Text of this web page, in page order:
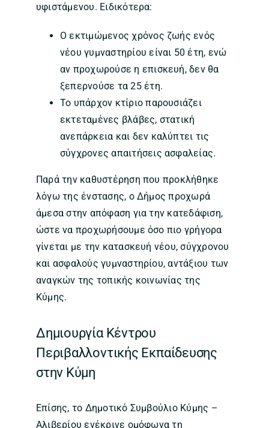
υφιστάμενου. Ειδικότερα:
Ο εκτιμώμενος χρόνος ζωής ενός
νέου γυμναστηρίου είναι 50 έτη, ενώ
αν προχωρούσε η επισκευή, δεν θα
ξεπερνούσε τα 25 έτη.
Το υπάρχον κτίριο παρουσιάζει
εκτεταμένες βλάβες, στατική
ανεπάρκεια και δεν καλύπτει τις
σύγχρονες απαιτήσεις ασφαλείας.
Παρά την καθυστέρηση που προκλήθηκε
λόγω της ένστασης, ο Δήμος προχωρά
άμεσα στην απόφαση για την κατεδάφιση,
ώστε να προχωρήσουμε όσο πιο γρήγορα
γίνεται με την κατασκευή νέου, σύγχρονου
και ασφαλούς γυμναστηρίου, αντάξιου των
αναγκών της τοπικής κοινωνίας της
Κύμης.
Δημιουργία Κέντρου
Περιβαλλοντικής Εκπαίδευσης
στην Κύμη
Επίσης, το Δημοτικό Συμβούλιο Κύμης –
Αλιβερίου ενέκρινε ομόφωνα τη